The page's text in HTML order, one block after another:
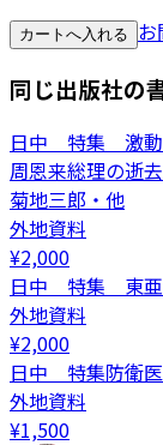
カートへ入れる お
同じ出版社の
日中 特集 激動
周恩来総理の逝
菊地三郎・他
外地資料
¥2,000
日中 特集 東亜
外地資料
¥2,000
日中 特集防衛
外地資料
¥1,500